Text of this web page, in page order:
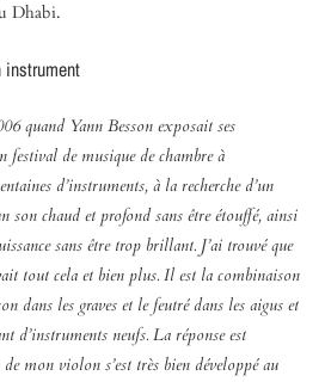
Dhabi.
instrument
quand Yann Besson exposait ses
festival de musique de chambre à
d’instruments, à la recherche d’un
son chaud et profond sans être étouffé, ainsi
sans être trop brillant. J’ai trouvé que
tout cela et bien plus. Il est la combinaison
dans les graves et le feutré dans les aigus et
d’instruments neufs. La réponse est
mon violon s’est très bien développé au